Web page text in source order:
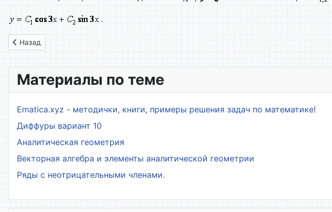
.
Предыдущий: 5.2. Случай простых вещественных корней характеристического уравнения
Назад
Материалы по теме
Ematica.xyz - методички, книги, примеры решения задач по математике!
Диффуры вариант 10
Аналитическая геометрия
Векторная алгебра и элементы аналитической геометрии
Ряды с неотрицательными членами.